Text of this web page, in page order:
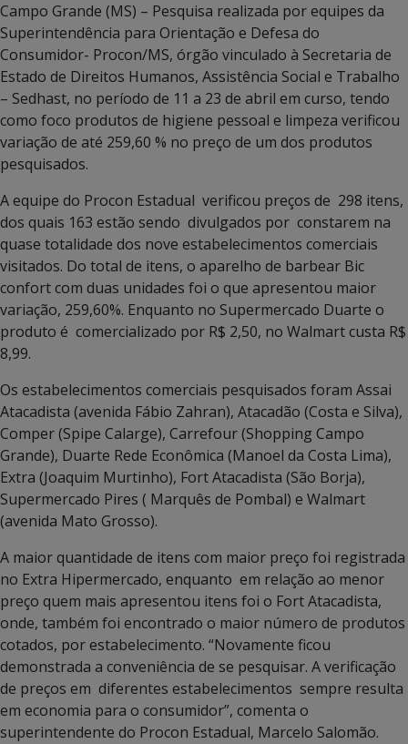
Campo Grande (MS) – Pesquisa realizada por equipes da
Superintendência para Orientação e Defesa do
Consumidor- Procon/MS, órgão vinculado à Secretaria de
Estado de Direitos Humanos, Assistência Social e Trabalho
– Sedhast, no período de 11 a 23 de abril em curso, tendo
como foco produtos de higiene pessoal e limpeza verificou
variação de até 259,60 % no preço de um dos produtos
pesquisados.
A equipe do Procon Estadual verificou preços de 298 itens,
dos quais 163 estão sendo divulgados por constarem na
quase totalidade dos nove estabelecimentos comerciais
visitados. Do total de itens, o aparelho de barbear Bic
confort com duas unidades foi o que apresentou maior
variação, 259,60%. Enquanto no Supermercado Duarte o
produto é comercializado por R$ 2,50, no Walmart custa R$
8,99.
Os estabelecimentos comerciais pesquisados foram Assai
Atacadista (avenida Fábio Zahran), Atacadão (Costa e Silva),
Comper (Spipe Calarge), Carrefour (Shopping Campo
Grande), Duarte Rede Econômica (Manoel da Costa Lima),
Extra (Joaquim Murtinho), Fort Atacadista (São Borja),
Supermercado Pires ( Marquês de Pombal) e Walmart
(avenida Mato Grosso).
A maior quantidade de itens com maior preço foi registrada
no Extra Hipermercado, enquanto em relação ao menor
preço quem mais apresentou itens foi o Fort Atacadista,
onde, também foi encontrado o maior número de produtos
cotados, por estabelecimento. “Novamente ficou
demonstrada a conveniência de se pesquisar. A verificação
de preços em diferentes estabelecimentos sempre resulta
em economia para o consumidor”, comenta o
superintendente do Procon Estadual, Marcelo Salomão.